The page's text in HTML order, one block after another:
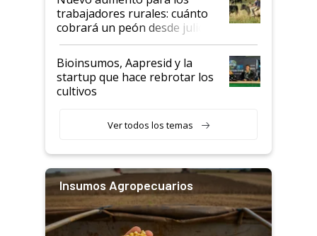
trabajadores rurales: cuánto
cobrará un peón desde julio
Bioinsumos, Aapresid y la
startup que hace rebrotar los
cultivos
Ver todos los temas
Insumos Agropecuarios